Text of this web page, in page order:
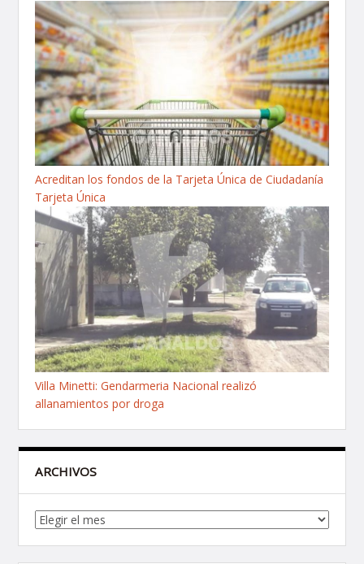
Acreditan los fondos de la Tarjeta Única de Ciudadanía
Tarjeta Única
Villa Minetti: Gendarmeria Nacional realizó
allanamientos por droga
ARCHIVOS
Archivos